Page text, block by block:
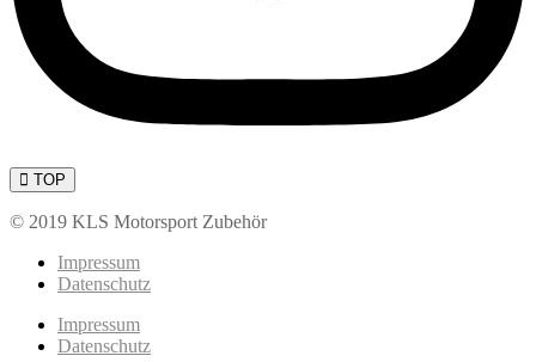
TOP
© 2019 KLS Motorsport Zubehör
Impressum
Datenschutz
Impressum
Datenschutz